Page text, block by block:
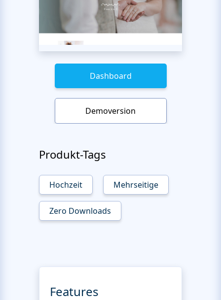
Dashboard
Demoversion
Produkt-Tags
Hochzeit Mehrseitige
Zero Downloads
Features